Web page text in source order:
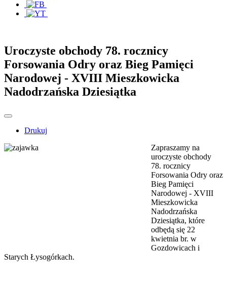
Uroczyste obchody 78. rocznicy
Forsowania Odry oraz Bieg Pamięci
Narodowej - XVIII Mieszkowicka
Nadodrzańska Dziesiątka
Drukuj
Zapraszamy na
uroczyste obchody
78. rocznicy
Forsowania Odry oraz
Bieg Pamięci
Narodowej - XVIII
Mieszkowicka
Nadodrzańska
Dziesiątka, które
odbędą się 22
kwietnia br. w
Gozdowicach i
Starych Łysogórkach.